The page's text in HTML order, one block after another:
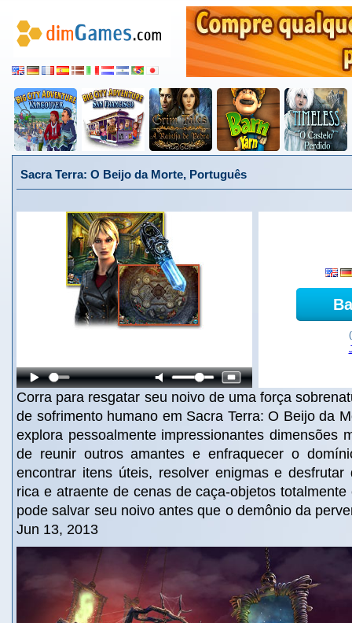
Sacra Terra: O Beijo da Morte, Português
Corra para resgatar seu noivo de uma força
de sofrimento humano em Sacra Terra: O Beijo da
explora pessoalmente impressionantes dimensões
de reunir outros amantes e enfraquecer o
encontrar itens úteis, resolver enigmas e desfrutar
rica e atraente de cenas de caça-objetos
pode salvar seu noivo antes que o demônio da
Jun 13, 2013